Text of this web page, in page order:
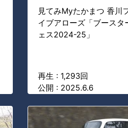
見てみMyたかまつ 香川
イブアローズ「ブースタ
ェス2024-25」
再生 : 1,293回
公開 : 2025.6.6